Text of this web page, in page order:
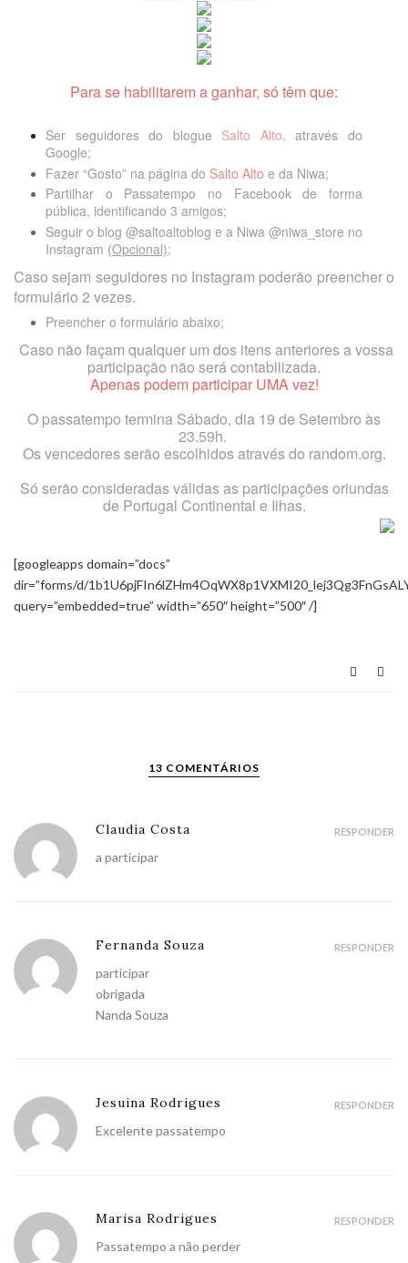
Para se habilitarem a ganhar, só têm que:
Ser seguidoresdo blogue Salto Alto,através do
Google;
Fazer “Gosto” na página do Salto Alto e da Niwa;
Partilhar o Passatempo no Facebook de forma
pública, identificando 3 amigos;
Seguir o blog @saltoaltoblog e a Niwa @niwa_store no
Instagram (Opcional);
Caso sejam seguidores no Instagram poderão preencher o
formulário 2 vezes.
Preencher o formulário abaixo;
Caso não façam qualquer um dos itens anteriores a vossa
participação não será contabilizada.
Apenas podem participar UMA vez!
O passatempo termina Sábado, dia 19 de Setembro às
23.59h.
Os vencedores serão escolhidos através do random.org.
Só serão consideradas válidas as participações oriundas
de Portugal Continental e Ilhas.
[googleapps domain=”docs”
dir=”forms/d/
query=”embedded=true” width=”650″ height=”500″ /]
13 COMENTÁRIOS
Claudia Costa
a participar
RESPONDER
Fernanda Souza
participar
obrigada
Nanda Souza
RESPONDER
Jesuina Rodrigues
Excelente passatempo
RESPONDER
Marisa Rodrigues
Passatempo a não perder
RESPONDER